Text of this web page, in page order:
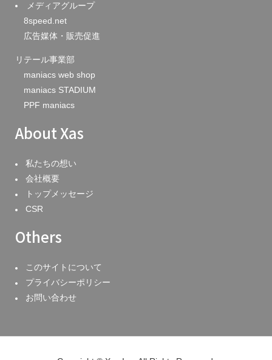
メディアグループ
8speed.net
広告媒体・販売促進
リテール事業部
maniacs web shop
maniacs STADIUM
PPF maniacs
About Xas
私たちの想い
会社概要
トップメッセージ
CSR
Others
このサイトについて
プライバシーポリシー
お問い合わせ